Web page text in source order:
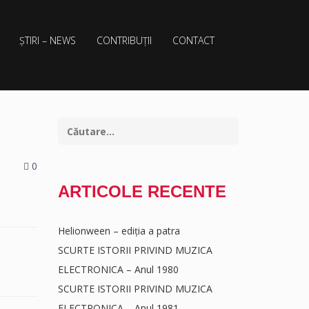
ȘTIRI – NEWS CONTRIBUȚII CONTACT
0
ARTICOLE RECENTE
Helionween – ediția a patra
SCURTE ISTORII PRIVIND MUZICA
ELECTRONICA – Anul 1980
SCURTE ISTORII PRIVIND MUZICA